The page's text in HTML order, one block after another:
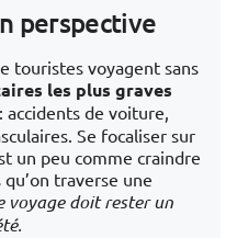
perspective
touristes voyagent sans
les plus graves
: accidents de voiture,
Se focaliser sur
un peu comme craindre
traverse une
voyage doit rester un